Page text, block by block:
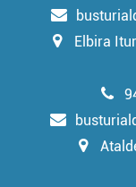
Elbira